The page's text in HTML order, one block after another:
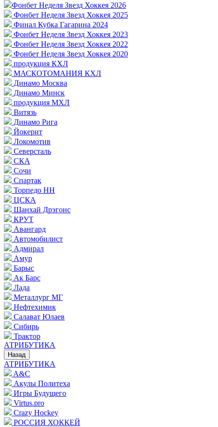
Фонбет Неделя Звезд Хоккея 2026
Фонбет Неделя Звезд Хоккея 2025
Финал Кубка Гагарина 2024
Фонбет Неделя Звезд Хоккея 2023
Фонбет Неделя Звезд Хоккея 2022
Фонбет Неделя Звезд Хоккея 2020
продукция КХЛ
МАСКОТОМАНИЯ КХЛ
Динамо Москва
Динамо Минск
продукция МХЛ
Витязь
Динамо Рига
Йокерит
Локомотив
Северсталь
СКА
Сочи
Спартак
Торпедо НН
ЦСКА
Шанхай Дрэгонс
КРУТ
Авангард
Автомобилист
Адмирал
Амур
Барыс
Ак Барс
Лада
Металлург МГ
Нефтехимик
Салават Юлаев
Сибирь
Трактор
АТРИБУТИКА
Назад
АТРИБУТИКА
A&C
Акулы Политеха
Игры Будущего
Virtus.pro
Crazy Hockey
РОССИЯ ХОККЕЙ